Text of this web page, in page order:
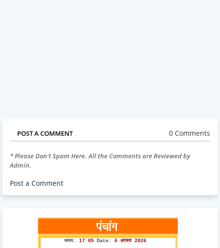
POST A COMMENT 0 Comments
* Please Don't Spam Here. All the Comments are Reviewed by
Admin.
Post a Comment